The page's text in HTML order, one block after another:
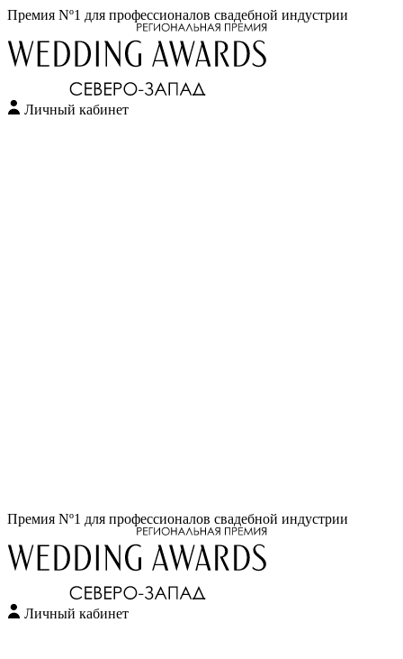
Премия Nº1 для профессионалов свадебной индустрии
Личный кабинет
Перейти
содержимому
Премия Nº1 для профессионалов свадебной индустрии
Личный кабинет